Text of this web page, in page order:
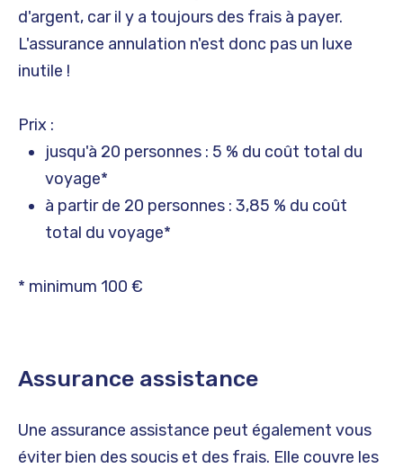
d'argent, car il y a toujours des frais à payer.
L'assurance annulation n'est donc pas un luxe
inutile !
Prix :
jusqu'à 20 personnes : 5 % du coût total du
voyage*
à partir de 20 personnes : 3,85 % du coût
total du voyage*
* minimum 100 €
Assurance assistance
Une assurance assistance peut également vous
éviter bien des soucis et des frais. Elle couvre les